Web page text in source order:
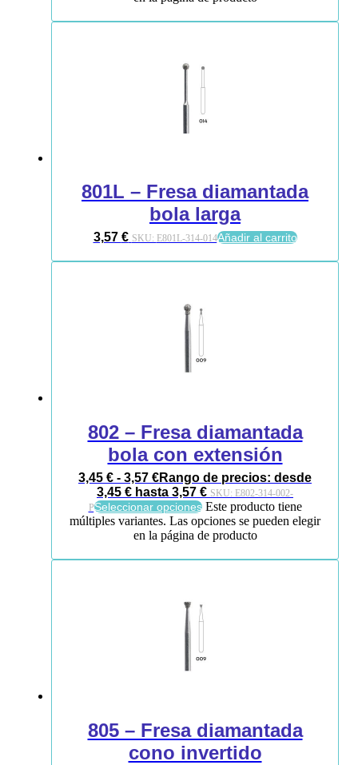
801L – Fresa diamantada
bola larga
3,57 € SKU: E801L-314-014Añadir al carrito
802 – Fresa diamantada
bola con extensión
3,45 € - 3,57 €Rango de precios: desde
3,45 € hasta 3,57 € SKU: E802-314-002-
PSeleccionar opciones Este producto tiene
múltiples variantes. Las opciones se pueden elegir
en la página de producto
805 – Fresa diamantada
cono invertido